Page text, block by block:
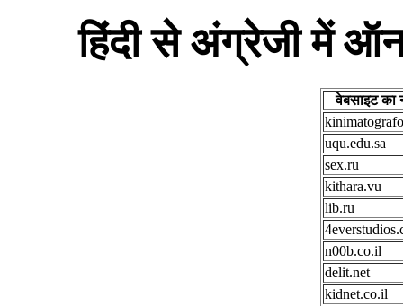
हिंदी से अंग्रेजी में
वेबसाइट का
uqu.edu.sa
sex.ru
kithara.vu
lib.ru
n00b.co.il
delit.net
kidnet.co.il